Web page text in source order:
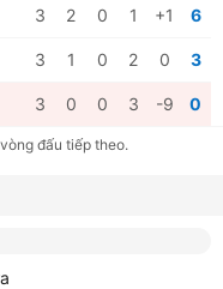
3 2 0 1 +1 6
3 1 0 2 0 3
3 0 0 3 -9 0
đấu tiếp theo.